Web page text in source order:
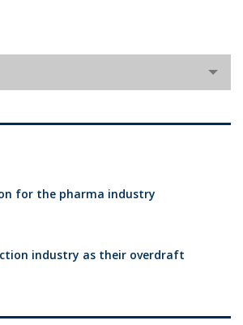
for the pharma industry
industry as their overdraft